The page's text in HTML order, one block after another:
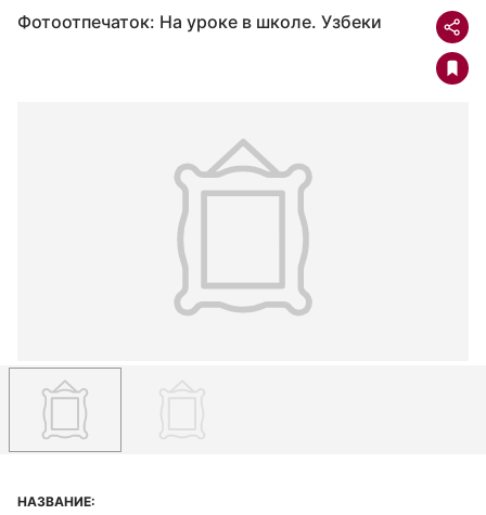
Фотоотпечаток: На уроке в школе. Узбеки
НАЗВАНИЕ: